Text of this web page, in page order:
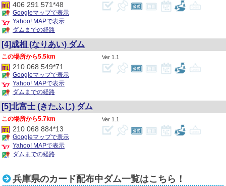
406 291 571*48
Googleマップで表示
Yahoo! MAPで表示
ダムまでの経路
[4]成相 (なりあい) ダム
1.1
5.5km
210 068 549*71
Googleマップで表示
Yahoo! MAPで表示
ダムまでの経路
[5]北富士 (きたふじ) ダム
1.1
5.7km
210 068 884*13
Googleマップで表示
Yahoo! MAPで表示
ダムまでの経路
兵庫県のカード配布中ダム一覧はこちら！